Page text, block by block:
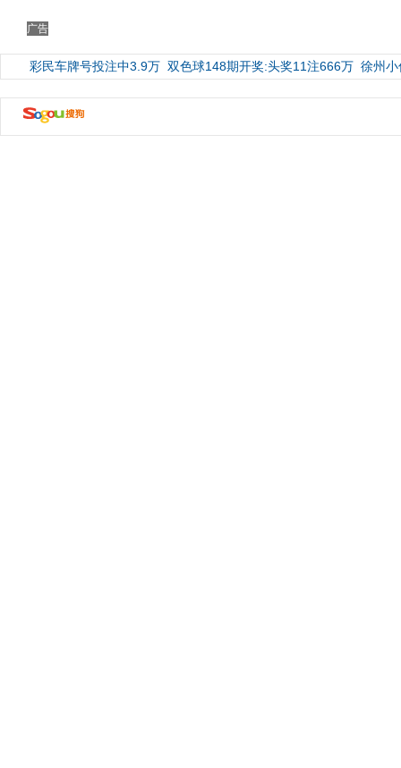
广告
彩民车牌号投注中3.9万 双色球148期开奖:头奖11注666万 徐州